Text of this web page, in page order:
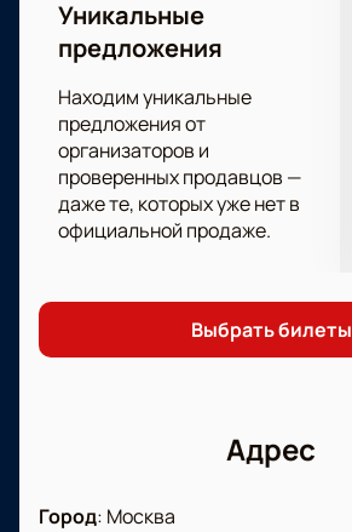
Уникальные
предложения
Находим уникальные
предложения от
организаторов и
проверенных продавцов —
даже те, которых уже нет в
официальной продаже.
Выбрать билеты
Адрес
Город: Москва